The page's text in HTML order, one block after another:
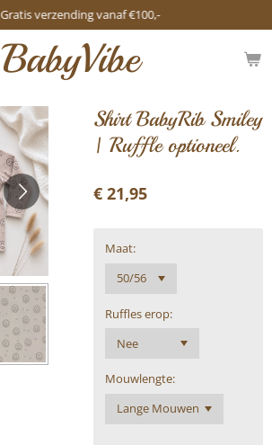
BabyVibe
Gratis verzending vanaf €100,-
Shirt BabyRib Smiley
| Ruffle optioneel.
€ 21,95
Maat:
Ruffles erop:
Mouwlengte: